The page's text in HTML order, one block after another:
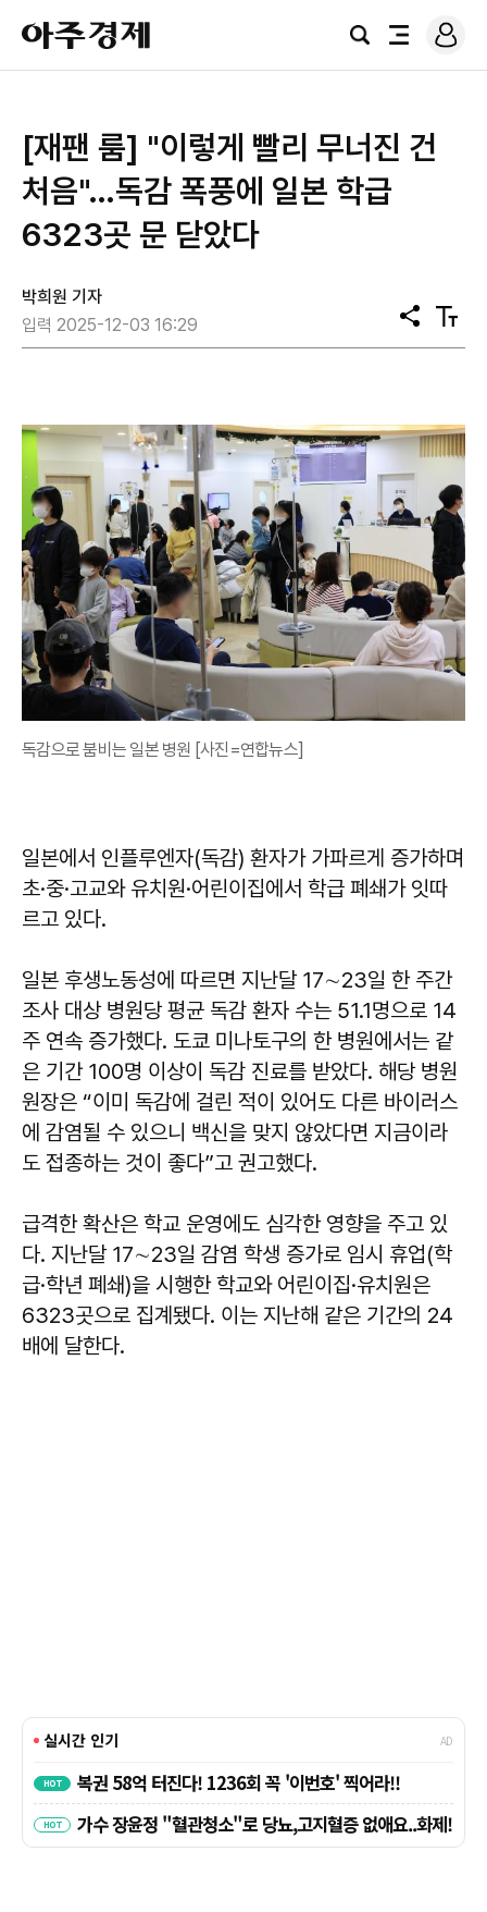
아
주
경
검
전
로
그
[재팬 룸] "이렇게 빨리 무너진 건
처음"…독감 폭풍에 일본 학급
6323곳 문 닫았다
박희원 기자
입력 2025-12-03 16:29
공
유
텍
스
독감으로 붐비는 일본 병원 [사진=연합뉴스]
일본에서 인플루엔자(독감) 환자가 가파르게 증가하며
초·중·고교와 유치원·어린이집에서 학급 폐쇄가 잇따
르고 있다.
일본 후생노동성에 따르면 지난달 17∼23일 한 주간
조사 대상 병원당 평균 독감 환자 수는 51.1명으로 14
주 연속 증가했다. 도쿄 미나토구의 한 병원에서는 같
은 기간 100명 이상이 독감 진료를 받았다. 해당 병원
원장은 “이미 독감에 걸린 적이 있어도 다른 바이러스
에 감염될 수 있으니 백신을 맞지 않았다면 지금이라
도 접종하는 것이 좋다”고 권고했다.
급격한 확산은 학교 운영에도 심각한 영향을 주고 있
다. 지난달 17∼23일 감염 학생 증가로 임시 휴업(학
급·학년 폐쇄)을 시행한 학교와 어린이집·유치원은
6323곳으로 집계됐다. 이는 지난해 같은 기간의 24
배에 달한다.